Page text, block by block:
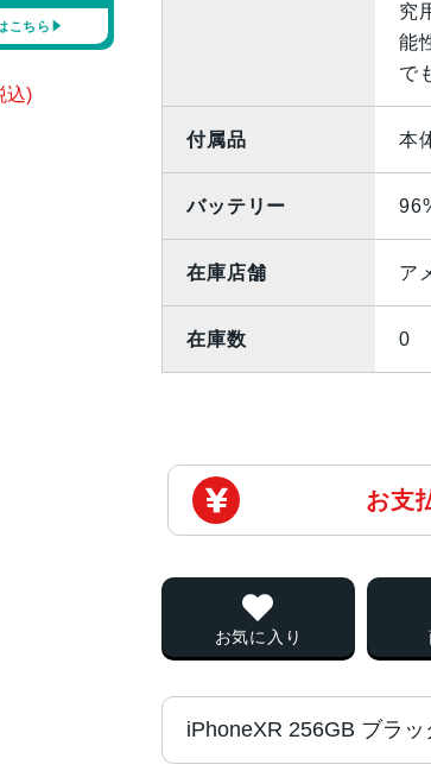
こちら
込)
究
能
で
付属品 本
バッテリー
在庫店舗 ア
在庫数 0
お支
お気に入り
iPhoneXR 256GB ブラ